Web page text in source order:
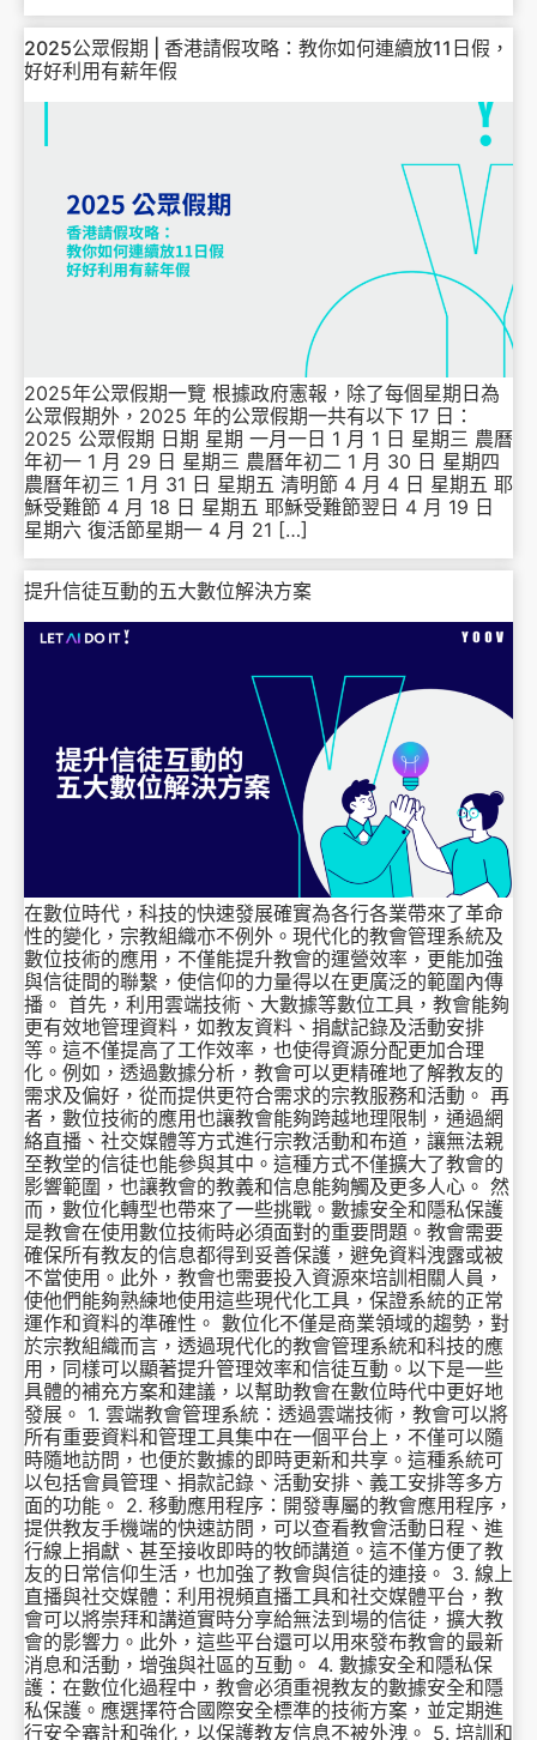
2025公眾假期 | 香港請假攻略：教你如何連續放11日假，
好好利用有薪年假
2025年公眾假期一覽 根據政府憲報，除了每個星期日為
公眾假期外，2025 年的公眾假期一共有以下 17 日：
2025 公眾假期 日期 星期 一月一日 1 月 1 日 星期三 農曆
年初一 1 月 29 日 星期三 農曆年初二 1 月 30 日 星期四
農曆年初三 1 月 31 日 星期五 清明節 4 月 4 日 星期五 耶
穌受難節 4 月 18 日 星期五 耶穌受難節翌日 4 月 19 日
星期六 復活節星期一 4 月 21 […]
提升信徒互動的五大數位解決方案
在數位時代，科技的快速發展確實為各行各業帶來了革命
性的變化，宗教組織亦不例外。現代化的教會管理系統及
數位技術的應用，不僅能提升教會的運營效率，更能加強
與信徒間的聯繫，使信仰的力量得以在更廣泛的範圍內傳
播。 首先，利用雲端技術、大數據等數位工具，教會能夠
更有效地管理資料，如教友資料、捐獻記錄及活動安排
等。這不僅提高了工作效率，也使得資源分配更加合理
化。例如，透過數據分析，教會可以更精確地了解教友的
需求及偏好，從而提供更符合需求的宗教服務和活動。 再
者，數位技術的應用也讓教會能夠跨越地理限制，通過網
絡直播、社交媒體等方式進行宗教活動和布道，讓無法親
至教堂的信徒也能參與其中。這種方式不僅擴大了教會的
影響範圍，也讓教會的教義和信息能夠觸及更多人心。 然
而，數位化轉型也帶來了一些挑戰。數據安全和隱私保護
是教會在使用數位技術時必須面對的重要問題。教會需要
確保所有教友的信息都得到妥善保護，避免資料洩露或被
不當使用。此外，教會也需要投入資源來培訓相關人員，
使他們能夠熟練地使用這些現代化工具，保證系統的正常
運作和資料的準確性。 數位化不僅是商業領域的趨勢，對
於宗教組織而言，透過現代化的教會管理系統和科技的應
用，同樣可以顯著提升管理效率和信徒互動。以下是一些
具體的補充方案和建議，以幫助教會在數位時代中更好地
發展。 1. 雲端教會管理系統：透過雲端技術，教會可以將
所有重要資料和管理工具集中在一個平台上，不僅可以隨
時隨地訪問，也便於數據的即時更新和共享。這種系統可
以包括會員管理、捐款記錄、活動安排、義工安排等多方
面的功能。 2. 移動應用程序：開發專屬的教會應用程序，
提供教友手機端的快速訪問，可以查看教會活動日程、進
行線上捐獻、甚至接收即時的牧師講道。這不僅方便了教
友的日常信仰生活，也加強了教會與信徒的連接。 3. 線上
直播與社交媒體：利用視頻直播工具和社交媒體平台，教
會可以將崇拜和講道實時分享給無法到場的信徒，擴大教
會的影響力。此外，這些平台還可以用來發布教會的最新
消息和活動，增強與社區的互動。 4. 數據安全和隱私保
護：在數位化過程中，教會必須重視教友的數據安全和隱
私保護。應選擇符合國際安全標準的技術方案，並定期進
行安全審計和強化，以保護教友信息不被外洩。 5. 培訓和